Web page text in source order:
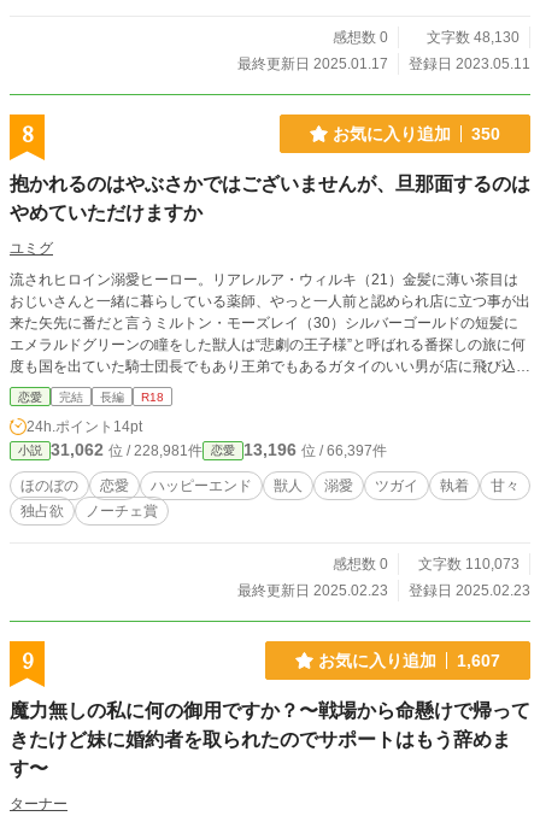
感想数 0
文字数 48,130
最終更新日 2025.01.17
登録日 2023.05.11
8 お気に入り追加 350
抱かれるのはやぶさかではございませんが、旦那面するのは
やめていただけますか
ユミグ
流されヒロイン溺愛ヒーロー。リアレルア・ウィルキ（21）金髪に薄い茶目は
おじいさんと一緒に暮らしている薬師、やっと一人前と認められ店に立つ事が出
来た矢先に番だと言うミルトン・モーズレイ（30）シルバーゴールドの短髪に
エメラルドグリーンの瞳をした獣人は“悲劇の王子様”と呼ばれる番探しの旅に何
度も国を出ていた騎士団長でもあり王弟でもあるガタイのいい男が店に飛び込ん
できた。番にも興味がなく結婚願望もないリアレルアは拒絶をしたが物理的に離
してくれず解決策として一緒に寝るだけなら構わないと妥協案を出した。面倒事
が嫌いで眠るのが好きなリアレルアとやっと見つけた番に拒絶されながらも愛を
囁くミルトンのエロエロラブストーリー
恋愛 完結 長編 R18
24h.ポイント 14pt
小説 31,062 位 / 228,981件 恋愛 13,196 位 / 66,397件
ほのぼの 恋愛 ハッピーエンド 獣人 溺愛 ツガイ 執着
甘々
独占欲
ノーチェ賞
感想数 0
文字数 110,073
最終更新日 2025.02.23
登録日 2025.02.23
9 お気に入り追加 1,607
魔力無しの私に何の御用ですか？〜戦場から命懸けで帰って
きたけど妹に婚約者を取られたのでサポートはもう辞めま
す〜
ターナー